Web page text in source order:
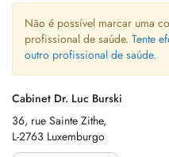
Não é possível marcar uma
profissional de saúde. Tente
outro profissional de saúde.
Cabinet Dr. Luc Burski
36, rue Sainte Zithe,
L-2763 Luxemburgo